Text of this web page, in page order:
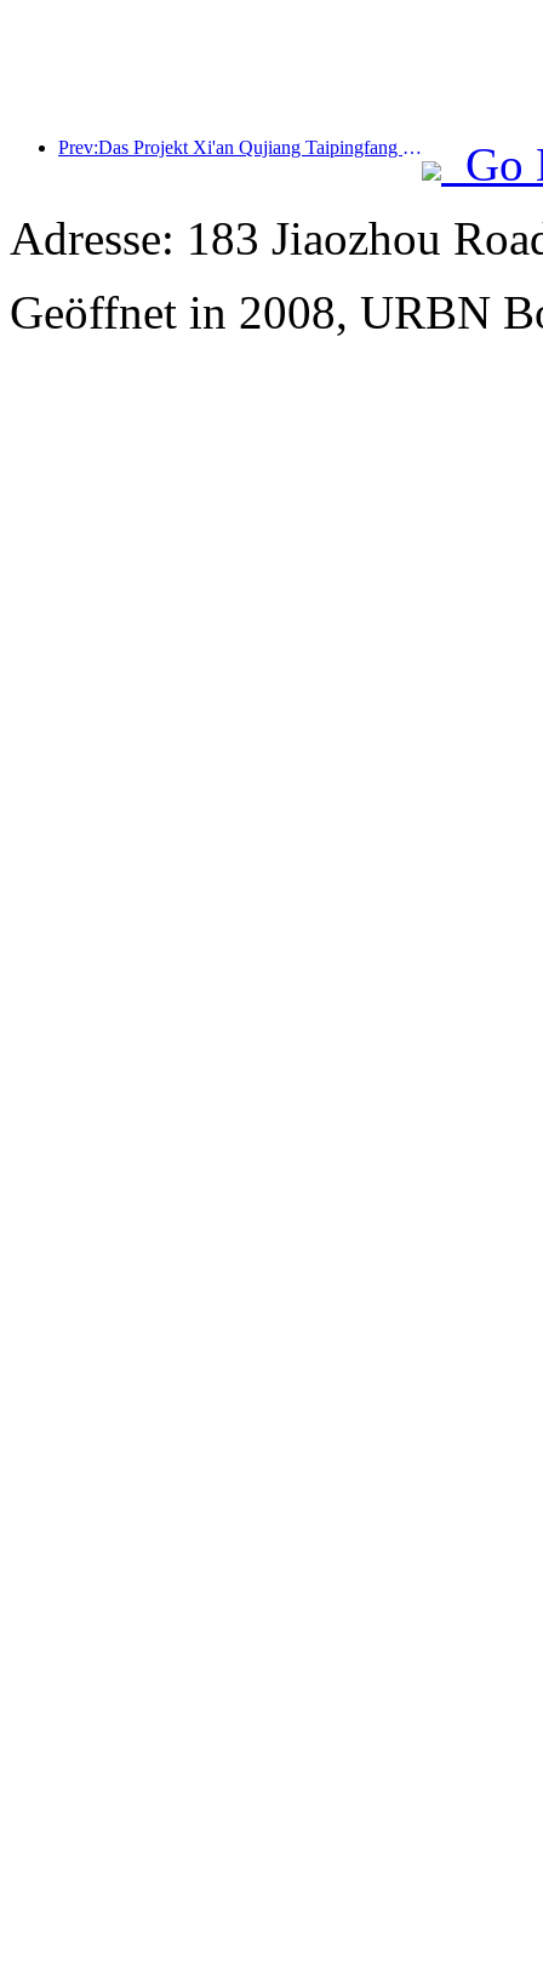
Prev:Das Projekt Xi'an Qujiang Taipingfang hat offiziell mit dem Bau begonnen; die Gesamtbaufläche beträgt 137.000 Quadratmeter.
Go
Adresse: 183 Jiaozhou
Geöffnet in 2008, URBN